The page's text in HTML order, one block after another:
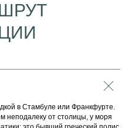
в Стамбуле или Франкфурте.
неподалеку от столицы, у моря